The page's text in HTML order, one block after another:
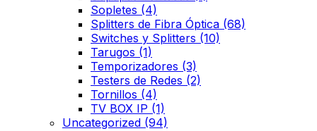
Sopletes (4)
Splitters de Fibra Óptica (68)
Switches y Splitters (10)
Tarugos (1)
Temporizadores (3)
Testers de Redes (2)
Tornillos (4)
TV BOX IP (1)
Uncategorized (94)